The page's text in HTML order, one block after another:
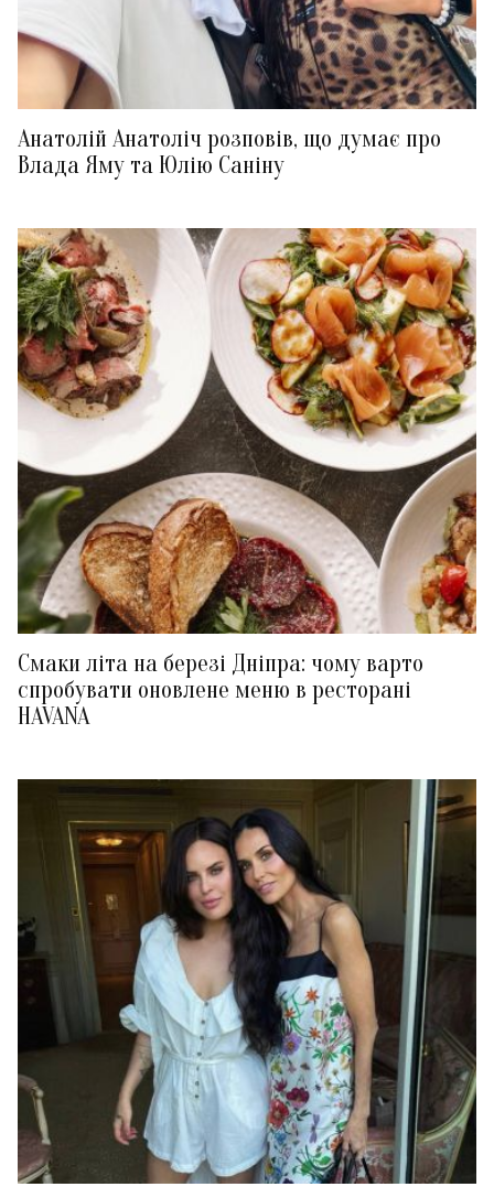
Анатолій Анатоліч розповів, що думає про
Влада Яму та Юлію Саніну
Смаки літа на березі Дніпра: чому варто
спробувати оновлене меню в ресторані
HAVANA